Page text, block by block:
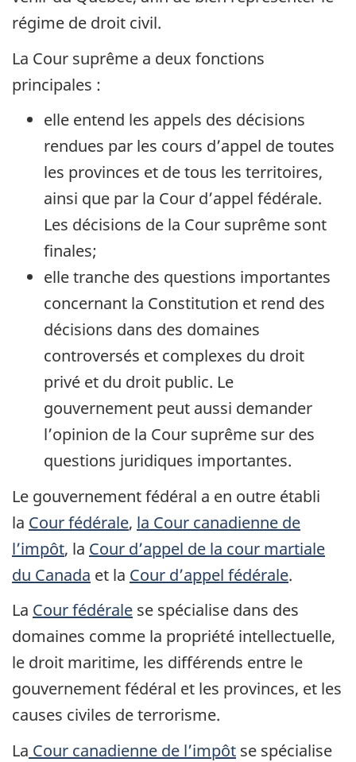
régime de droit civil.
La Cour suprême a deux fonctions
principales :
elle entend les appels des décisions
rendues par les cours d’appel de toutes
les provinces et de tous les territoires,
ainsi que par la Cour d’appel fédérale.
Les décisions de la Cour suprême sont
finales;
elle tranche des questions importantes
concernant la Constitution et rend des
décisions dans des domaines
controversés et complexes du droit
privé et du droit public. Le
gouvernement peut aussi demander
l’opinion de la Cour suprême sur des
questions juridiques importantes.
Le gouvernement fédéral a en outre établi
la Cour fédérale, la Cour canadienne de
l’impôt, la Cour d’appel de la cour martiale
du Canada et la Cour d’appel fédérale.
La Cour fédérale se spécialise dans des
domaines comme la propriété intellectuelle,
le droit maritime, les différends entre le
gouvernement fédéral et les provinces, et les
causes civiles de terrorisme.
La Cour canadienne de l’impôt se spécialise